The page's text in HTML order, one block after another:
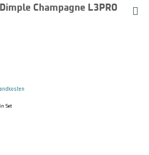
Champagne L3PRO
Set